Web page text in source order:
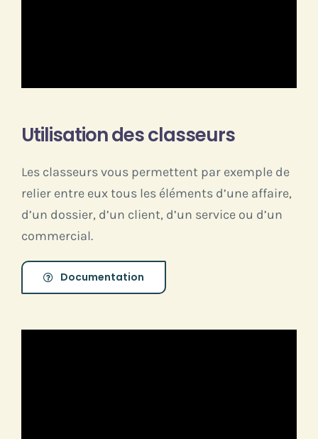
Utilisation des classeurs
Les classeurs vous permettent par exemple de
relier entre eux tous les éléments d’une affaire,
d’un dossier, d’un client, d’un service ou d’un
commercial.
Documentation